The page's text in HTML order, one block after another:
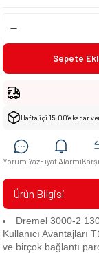
Sepete
Hafta içi 15:00’e kadar
Yorum YazFiyat Alarmı
Ürün Bilgisi
Dremel 3000-2
Kullanıcı Avantajları
ve birçok bağlantı